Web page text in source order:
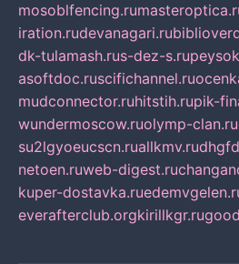
mosoblfencing.ru
iration.rudevanagari.ru
dk-tulamash.rus-dez-s.ru
asoftdoc.ruscifichannel.ru
mudconnector.ruhitstih.rupik-
wundermoscow.ruolymp-clan.ru
su2lgyoeucscn.ruallkmv.ru
netoen.ruweb-digest.ru
kuper-dostavka.ru
everafterclub.orgkirillkgr.ru